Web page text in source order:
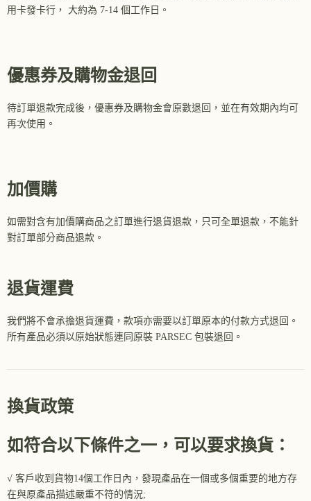
用卡發卡行， 大約為 7-14 個工作日。
優惠券及購物金退回
待訂單退款完成後，優惠券及購物金會原數退回，並在有效期內均可
再次使用。
加價購
如需對含有加價購商品之訂單進行退貨退款，只可全單退款，不能針
對訂單部分商品退款。
退貨運費
我們將不會承擔退貨運費，款項亦需要以訂單原本的付款方式退回。
所有產品必須以原始狀態連同原裝 PARSEC 包裝退回。
換貨政策
如符合以下條件之一，可以要求換貨：
√ 客戶收到貨物14個工作日內，發現產品在一個或多個重要的地方存
在與原產品描述嚴重不符的情況;